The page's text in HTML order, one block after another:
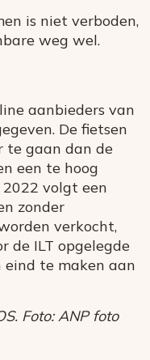
is niet verboden,
weg wel.
aanbieders van
De fietsen
te gaan dan de
een te hoog
2022 volgt een
zonder
verkocht,
de ILT opgelegde
eind te maken aan
Foto: ANP foto